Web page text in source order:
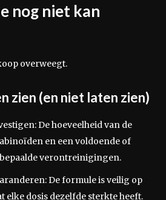
nog niet kan
overweegt.
zien (en niet laten zien)
De hoeveelheid van de
en een voldoende of
verontreinigingen.
De formule is veilig op
elke dosis dezelfde sterkte heeft.